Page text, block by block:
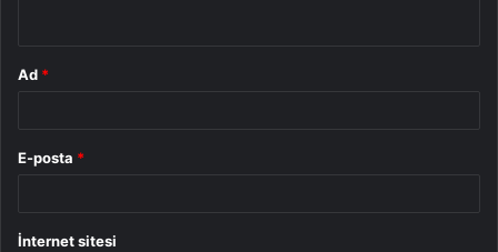
Ad *
E-posta *
İnternet sitesi